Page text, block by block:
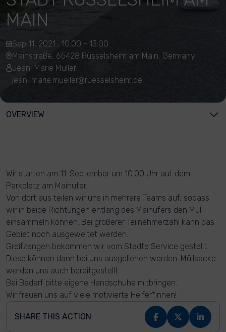
MAIN
Sep 11, 2021 , 10:00 - 13:00
Mainstraße, 65428 Rüsselsheim am Main, Germany
Jean-Marie Müller
jean-marie.mueller@ruesselsheim.de
OVERVIEW
Wir starten am 11. September um 10:00 Uhr auf dem
Parkplatz am Mainufer.
Von dort aus teilen wir uns in mehrere Teams auf, sodass
wir in beide Richtungen entlang des Mainufers den Müll
einsammeln können. Bei größerer Teilnehmerzahl kann das
Gebiet noch ausgeweitet werden.
Greifzangen bekommen wir vom Städte Service gestellt.
Diese können dann bei uns ausgeliehen werden. Müllsäcke
werden uns auch bereitgestellt.
Bei Bedarf bitte eigene Handschuhe mitbringen.
Wir freuen uns auf viele motivierte Helfer*innen!
SHARE THIS ACTION